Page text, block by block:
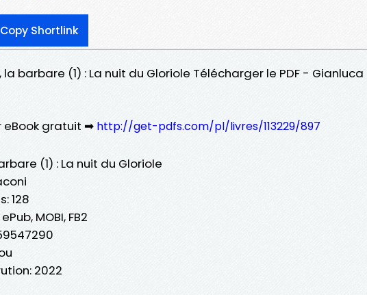
Copy Shortlink
la barbare (1) : La nuit du Gloriole Télécharger le PDF - Gianluca
eBook gratuit ➡ http://get-pdfs.com/pl/livres/113229/897
(1) : La nuit du Gloriole
128
MOBI, FB2
2022